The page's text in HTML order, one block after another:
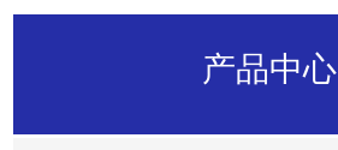
产品中心